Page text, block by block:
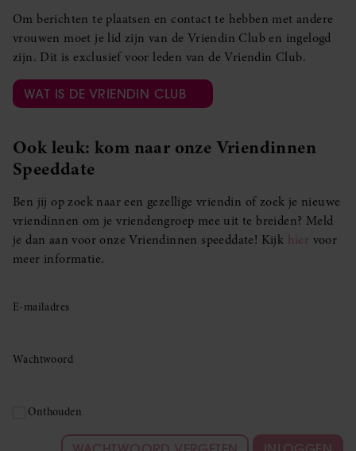
Om berichten te plaatsen en contact te hebben met andere
vrouwen moet je lid zijn van de Vriendin Club en ingelogd
zijn. Dit is exclusief voor leden van de Vriendin Club.
WAT IS DE VRIENDIN CLUB
Ook leuk: kom naar onze Vriendinnen
Speeddate
Ben jij op zoek naar een gezellige vriendin of zoek je nieuwe
vriendinnen om je vriendengroep mee uit te breiden? Meld
je dan aan voor onze Vriendinnen speeddate! Kijk hier voor
meer informatie.
E-mailadres
Wachtwoord
Onthouden